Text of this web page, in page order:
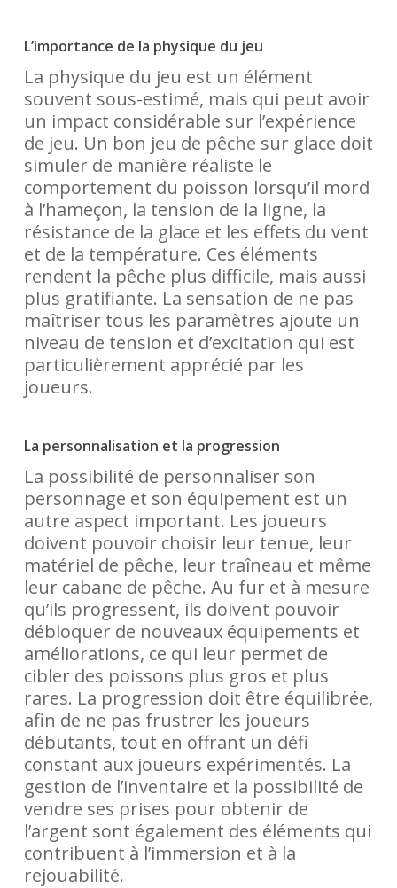
L’importance de la physique du jeu
La physique du jeu est un élément
souvent sous-estimé, mais qui peut avoir
un impact considérable sur l’expérience
de jeu. Un bon jeu de pêche sur glace doit
simuler de manière réaliste le
comportement du poisson lorsqu’il mord
à l’hameçon, la tension de la ligne, la
résistance de la glace et les effets du vent
et de la température. Ces éléments
rendent la pêche plus difficile, mais aussi
plus gratifiante. La sensation de ne pas
maîtriser tous les paramètres ajoute un
niveau de tension et d’excitation qui est
particulièrement apprécié par les
joueurs.
La personnalisation et la progression
La possibilité de personnaliser son
personnage et son équipement est un
autre aspect important. Les joueurs
doivent pouvoir choisir leur tenue, leur
matériel de pêche, leur traîneau et même
leur cabane de pêche. Au fur et à mesure
qu’ils progressent, ils doivent pouvoir
débloquer de nouveaux équipements et
améliorations, ce qui leur permet de
cibler des poissons plus gros et plus
rares. La progression doit être équilibrée,
afin de ne pas frustrer les joueurs
débutants, tout en offrant un défi
constant aux joueurs expérimentés. La
gestion de l’inventaire et la possibilité de
vendre ses prises pour obtenir de
l’argent sont également des éléments qui
contribuent à l’immersion et à la
rejouabilité.